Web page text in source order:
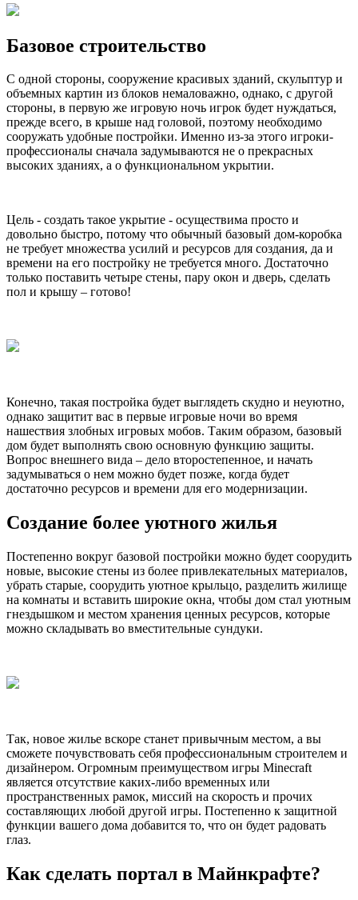
Базовое строительство
С одной стороны, сооружение красивых зданий, скульптур и
объемных картин из блоков немаловажно, однако, с другой
стороны, в первую же игровую ночь игрок будет нуждаться,
прежде всего, в крыше над головой, поэтому необходимо
сооружать удобные постройки. Именно из-за этого игроки-
профессионалы сначала задумываются не о прекрасных
высоких зданиях, а о функциональном укрытии.
Цель - создать такое укрытие - осуществима просто и
довольно быстро, потому что обычный базовый дом-коробка
не требует множества усилий и ресурсов для создания, да и
времени на его постройку не требуется много. Достаточно
только поставить четыре стены, пару окон и дверь, сделать
пол и крышу – готово!
Конечно, такая постройка будет выглядеть скудно и неуютно,
однако защитит вас в первые игровые ночи во время
нашествия злобных игровых мобов. Таким образом, базовый
дом будет выполнять свою основную функцию защиты.
Вопрос внешнего вида – дело второстепенное, и начать
задумываться о нем можно будет позже, когда будет
достаточно ресурсов и времени для его модернизации.
Создание более уютного жилья
Постепенно вокруг базовой постройки можно будет соорудить
новые, высокие стены из более привлекательных материалов,
убрать старые, соорудить уютное крыльцо, разделить жилище
на комнаты и вставить широкие окна, чтобы дом стал уютным
гнездышком и местом хранения ценных ресурсов, которые
можно складывать во вместительные сундуки.
Так, новое жилье вскоре станет привычным местом, а вы
сможете почувствовать себя профессиональным строителем и
дизайнером. Огромным преимуществом игры Minecraft
является отсутствие каких-либо временных или
пространственных рамок, миссий на скорость и прочих
составляющих любой другой игры. Постепенно к защитной
функции вашего дома добавится то, что он будет радовать
глаз.
Как сделать портал в Майнкрафте?